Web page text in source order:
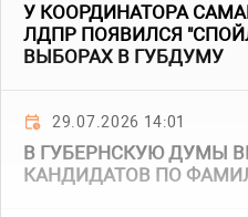
У КООРДИНАТОРА
ЛДПР ПОЯВИЛСЯ
ВЫБОРАХ В ГУБДУМУ
29.07.2026 14:01
В ГУБЕРНСКУЮ ДУМЫ
КАНДИДАТОВ ПО